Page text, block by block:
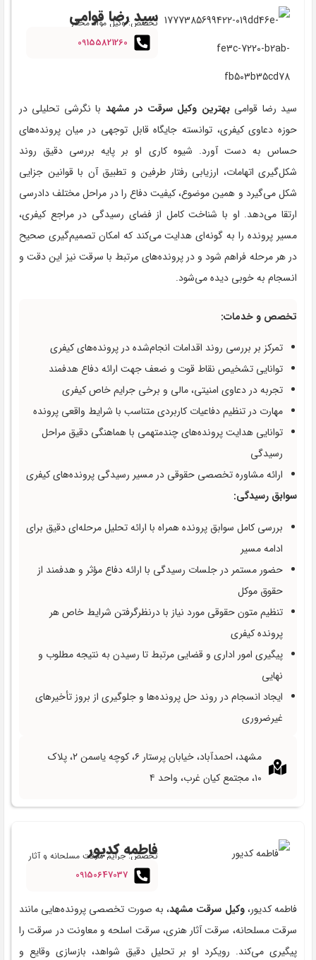
سید رضا قوامی
تخصص: وکیل مواد مخدر
09155821260
سید رضا قوامیبهترین وکیل سرقت در مشهد با نگرشی تحلیلی در
حوزه دعاوی کیفری، توانسته جایگاه قابل‌ توجهی در میان پرونده‌های
حساس به ‌دست آورد. شیوه کاری او بر پایه بررسی دقیق روند
شکل‌گیری اتهامات، ارزیابی رفتار طرفین و تطبیق آن با قوانین جزایی
شکل می‌گیرد و همین موضوع، کیفیت دفاع را در مراحل مختلف دادرسی
ارتقا می‌دهد. او با شناخت کامل از فضای رسیدگی در مراجع کیفری،
مسیر پرونده را به‌ گونه‌ای هدایت می‌کند که امکان تصمیم‌گیری صحیح
در هر مرحله فراهم شود و در پرونده‌های مرتبط با سرقت نیز این دقت و
انسجام به ‌خوبی دیده می‌شود.
تخصص و خدمات:
تمرکز بر بررسی روند اقدامات انجام‌شده در پرونده‌های کیفری
توانایی تشخیص نقاط قوت و ضعف جهت ارائه دفاع هدفمند
تجربه در دعاوی امنیتی، مالی و برخی جرایم خاص کیفری
مهارت در تنظیم دفاعیات کاربردی متناسب با شرایط واقعی پرونده
توانایی هدایت پرونده‌های چندمتهمی با هماهنگی دقیق مراحل
رسیدگی
ارائه مشاوره تخصصی حقوقی در مسیر رسیدگی پرونده‌های کیفری
سوابق رسیدگی:
بررسی کامل سوابق پرونده همراه با ارائه تحلیل مرحله‌ای دقیق برای
ادامه مسیر
حضور مستمر در جلسات رسیدگی با ارائه دفاع مؤثر و هدفمند از
حقوق موکل
تنظیم متون حقوقی مورد نیاز با درنظرگرفتن شرایط خاص هر
پرونده کیفری
پیگیری امور اداری و قضایی مرتبط تا رسیدن به نتیجه مطلوب و
نهایی
ایجاد انسجام در روند حل پرونده‌ها و جلوگیری از بروز تأخیرهای
غیرضروری
مشهد، احمدآباد، خیابان پرستار ۶، کوچه یاسمن ۲، پلاک
۱۰، مجتمع کیان غرب، واحد ۴
فاطمه کدیور
تخصص: جرایم سرقت مسلحانه و آثار
هنری
09150647037
فاطمه کدیور،وکیل سرقت مشهد، به صورت تخصصی پرونده‌هایی مانند
سرقت مسلحانه، سرقت آثار هنری، سرقت اسلحه و معاونت در سرقت را
پیگیری می‌کند. رویکرد او بر تحلیل دقیق شواهد، بازسازی وقایع و